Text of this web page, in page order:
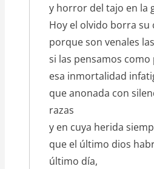
y horror del tajo en la
Hoy el olvido borra su
porque son venales
si las pensamos
esa inmortalidad
que anonada con
razas
y en cuya herida
que el último dios
último día,